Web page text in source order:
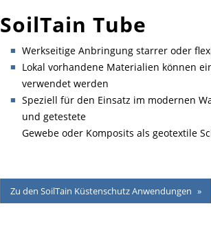
SoilTain Tube
Werkseitige Anbringung starrer oder
Lokal vorhandene Materialien können
verwendet werden
Speziell für den Einsatz im modernen
und getestete
Gewebe oder Komposits als geotextile
Zu den SoilTain Küstenschutz Anwendungen